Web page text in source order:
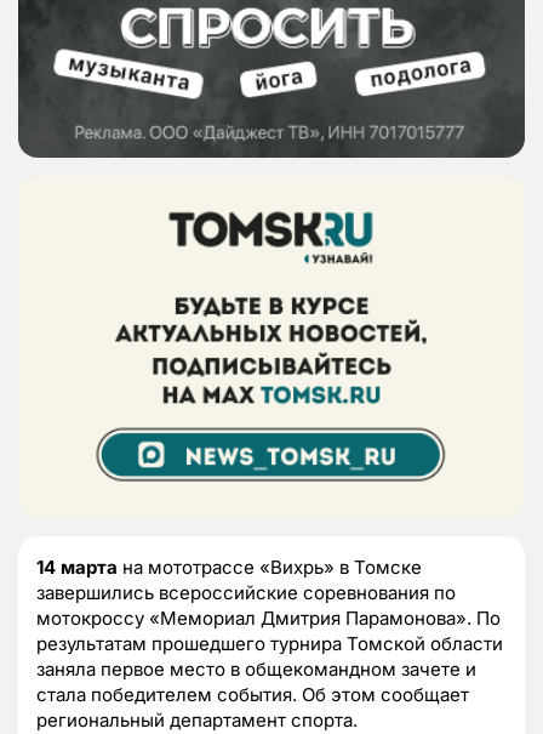
14 марта на мототрассе «Вихрь» в Томске
завершились всероссийские соревнования по
мотокроссу «Мемориал Дмитрия Парамонова». По
результатам прошедшего турнира Томской области
заняла первое место в общекомандном зачете и
стала победителем события. Об этом сообщает
региональный департамент спорта.